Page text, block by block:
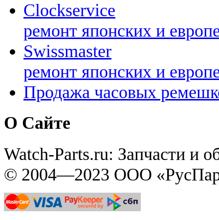
Clockservice
ремонт японских и
Swissmaster
ремонт японских и
Продажа часовых
О Сайте
Watch-Parts.ru: Запчасти и
© 2004—2023 ООО